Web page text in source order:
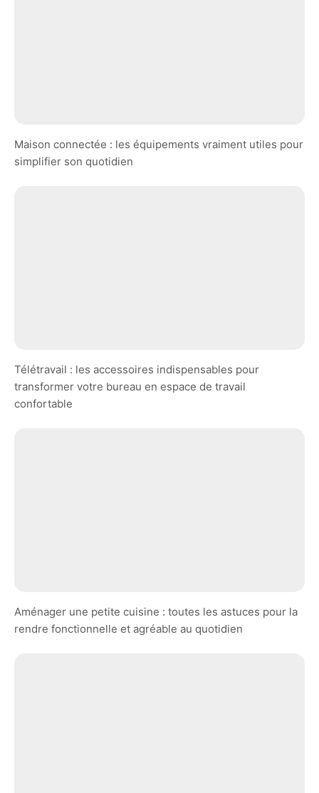
Maison connectée : les équipements vraiment utiles pour
simplifier son quotidien
Télétravail : les accessoires indispensables pour
transformer votre bureau en espace de travail
confortable
Aménager une petite cuisine : toutes les astuces pour la
rendre fonctionnelle et agréable au quotidien